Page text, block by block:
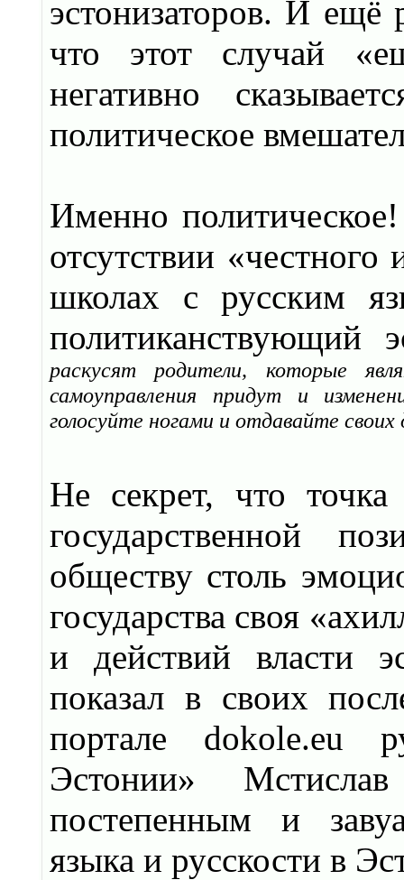
эстонизаторов. И ещё
что этот случай
негативно
политическое
Именно
отсутствии «честного
школах с русским
политиканствующий
раскусят родители, которые
самоуправления придут и
голосуйте ногами и отдавайте
Не секрет, что
государственной
обществу столь
государства своя
и действий власти
показал в своих
портале dokole.eu
Эстонии»
постепенным и
языка и русскости в